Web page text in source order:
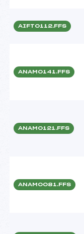
AIFT0112.FFS
ANAM0141.FFS
ANAM0121.FFS
ANAM0081.FFS